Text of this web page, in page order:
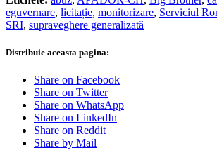
eguvernare, licitație, monitorizare, Serviciul
SRI, supraveghere generalizată
Distribuie aceasta pagina:
Share on Facebook
Share on Twitter
Share on WhatsApp
Share on LinkedIn
Share on Reddit
Share by Mail